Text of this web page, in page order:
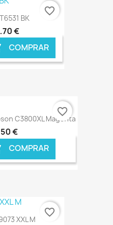
€ ONLINE
BK
€
COMPRAR
€ ONLINE
favorite_border
C3800XL Magenta
€
COMPRAR
€ ONLINE
favorite_border
XXL M
favorite_border